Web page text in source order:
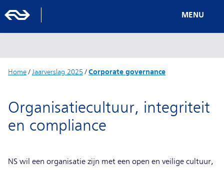
MENU
Home/ Jaarverslag 2025 /Corporate governance
Organisatiecultuur, integriteit
en compliance
NS wil een organisatie zijn met een open en veilige cultuur,